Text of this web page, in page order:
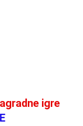
igre